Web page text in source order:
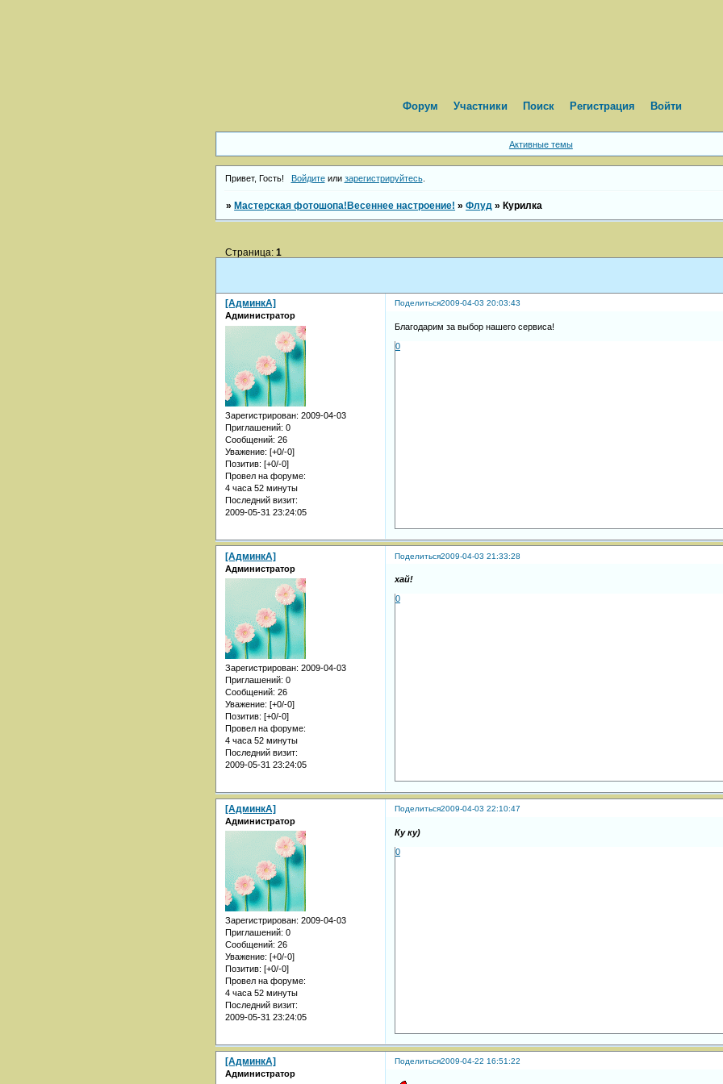
Форум Участники Поиск Регистрация Войти
Активные темы
Привет, Гость! Войдитеили зарегистрируйтесь.
» Мастерская фотошопа!Весеннее настроение! »Флуд » Курилка
Страница:1
Поделиться2009-04-03 20:03:43
[АдминкА]
Администратор
Зарегистрирован: 2009-04-03
Приглашений: 0
Сообщений: 26
Уважение: [+0/-0]
Позитив: [+0/-0]
Провел на форуме:
4 часа 52 минуты
Последний визит:
2009-05-31 23:24:05
Благодарим за выбор нашего сервиса!
0
Поделиться2009-04-03 21:33:28
[АдминкА]
Администратор
Зарегистрирован: 2009-04-03
Приглашений: 0
Сообщений: 26
Уважение: [+0/-0]
Позитив: [+0/-0]
Провел на форуме:
4 часа 52 минуты
Последний визит:
2009-05-31 23:24:05
хай!
0
Поделиться2009-04-03 22:10:47
[АдминкА]
Администратор
Зарегистрирован: 2009-04-03
Приглашений: 0
Сообщений: 26
Уважение: [+0/-0]
Позитив: [+0/-0]
Провел на форуме:
4 часа 52 минуты
Последний визит:
2009-05-31 23:24:05
Ку ку)
0
Поделиться2009-04-22 16:51:22
[АдминкА]
Администратор